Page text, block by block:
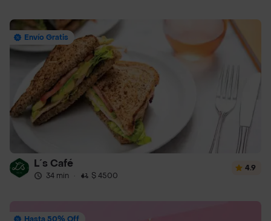
Envío Gratis
L´s Café
34 min · $ 4500
4.9